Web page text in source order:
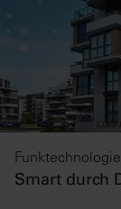
Funktechnologie
Smart durch